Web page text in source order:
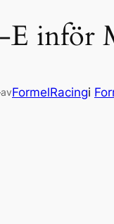
inför
avFormelRacingi